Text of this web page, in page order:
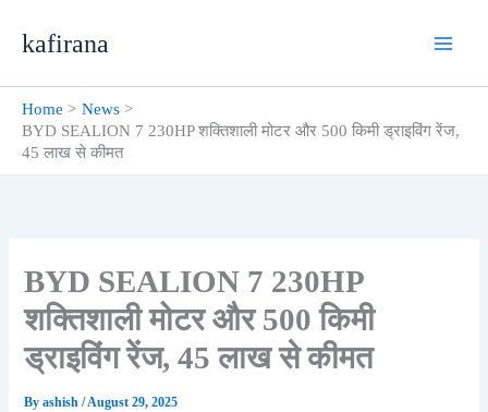
kafirana
Home
News
BYD SEALION 7 230HP शक्तिशाली मोटर और 500 किमी ड्राइविंग रेंज,
45 लाख से कीमत
BYD SEALION 7 230HP
शक्तिशाली मोटर और 500 किमी
ड्राइविंग रेंज, 45 लाख से कीमत
Byashish/August 29, 2025